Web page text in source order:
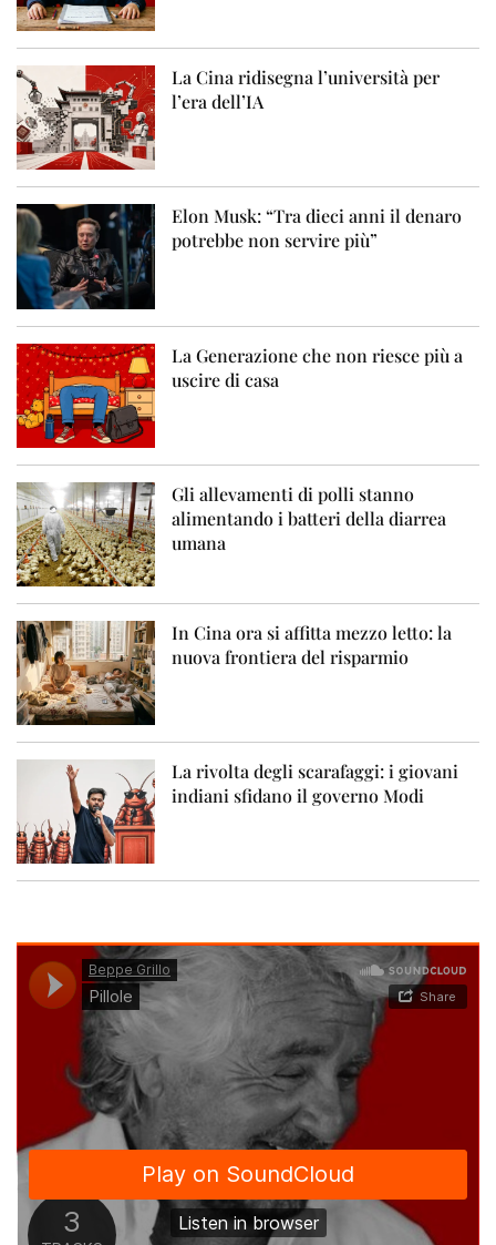
La Cina ridisegna l’università per
l’era dell’IA
Elon Musk: “Tra dieci anni il denaro
potrebbe non servire più”
La Generazione che non riesce più a
uscire di casa
Gli allevamenti di polli stanno
alimentando i batteri della diarrea
umana
In Cina ora si affitta mezzo letto: la
nuova frontiera del risparmio
La rivolta degli scarafaggi: i giovani
indiani sfidano il governo Modi